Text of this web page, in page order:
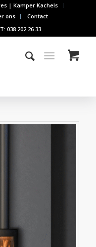
| Kamper Kachels
ons
Contact
038 202 26 33